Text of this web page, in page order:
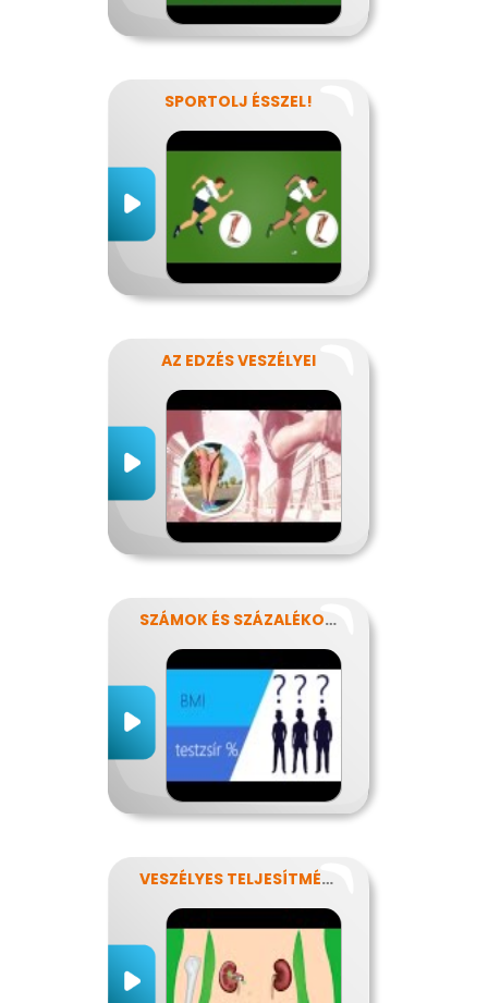
SPORTOLJ ÉSSZEL!
AZ EDZÉS VESZÉLYEI
SZÁMOK ÉS SZÁZALÉKOK REJTELMEI
VESZÉLYES TELJESÍTMÉNY